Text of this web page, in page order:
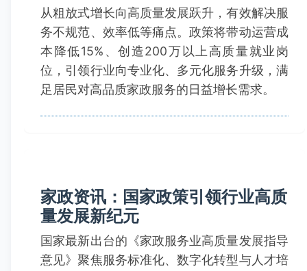
从粗放式增长向高质量发展跃升，有效解决服
务不规范、效率低等痛点。政策将带动运营成
本降低15%、创造200万以上高质量就业岗
位，引领行业向专业化、多元化服务升级，满
足居民对高品质家政服务的日益增长需求。
家政资讯：国家政策引领行业高质
量发展新纪元
国家最新出台的《家政服务业高质量发展指导
意见》聚焦服务标准化、数字化转型与人才培